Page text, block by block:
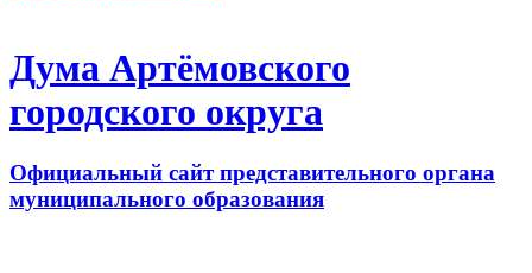
Дума Артёмовского
городского округа
Официальный сайт представительного органа
муниципального образования